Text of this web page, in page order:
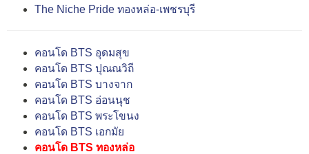
The Niche Pride ทองหล่อ-เพชรบุรี
คอนโด BTS อุดมสุข
คอนโด BTS ปุณณวิถี
คอนโด BTS บางจาก
คอนโด BTS อ่อนนุช
คอนโด BTS พระโขนง
คอนโด BTS เอกมัย
คอนโด BTS ทองหล่อ